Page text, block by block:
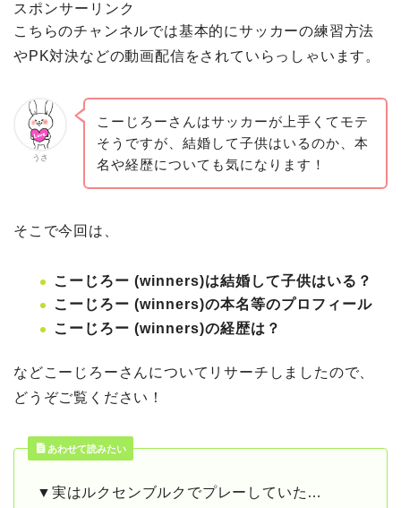
スポンサーリンク
こちらのチャンネルでは基本的にサッカーの練習方法
やPK対決などの動画配信をされていらっしゃいます。
うさ
こーじろーさんはサッカーが上手くてモテ
そうですが、結婚して子供はいるのか、本
名や経歴についても気になります！
そこで今回は、
こーじろー (winners)は結婚して子供はいる？
こーじろー (winners)の本名等のプロフィール
こーじろー (winners)の経歴は？
などこーじろーさんについてリサーチしましたので、
どうぞご覧ください！
あわせて読みたい
▼実はルクセンブルクでプレーしていた…